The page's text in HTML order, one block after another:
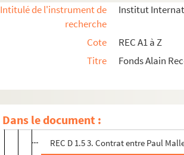
Intitulé de l'instrument de
recherche
Institut
Cote
REC A1 à Z
Titre
Fonds Alain
Dans le document :
REC D 1.1 1. Septembre 1949
REC D 1.2 1-10. Mars décembre 1951
REC D 1.3 1-10. Février juillet 1952
REC D 1.4 1-3. Juin Octobre 1953
REC D 1.5 1. Contrat entre Paul
REC D 1.5 2. Contrat entre Paul
REC D 1.5 3. Contrat entre Paul